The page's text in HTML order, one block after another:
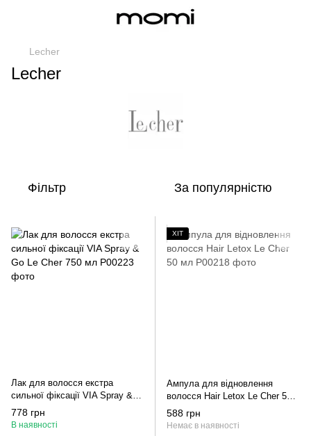
Lecher
Lecher
Фільтр За популярністю
Лак для волосся екстра
сильної фіксації VIA Spray &
Go Le Cher 750 мл
778 грн
В наявності
ХІТ
Ампула для відновлення
волосся Hair Letox Le Сher 50
мл
588 грн
Немає в наявності